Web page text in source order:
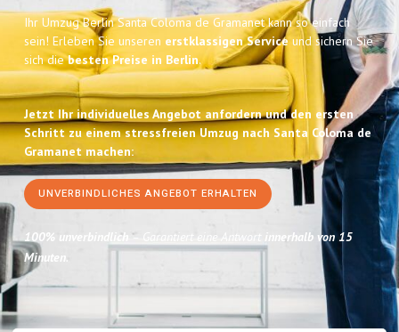
Ihr Umzug Berlin Santa Coloma de Gramanet kann so einfach
sein! Erleben Sie unseren erstklassigen Service und sichern Sie
sich diebesten Preise in Berlin.
Jetzt Ihr individuelles Angebot anfordern und den ersten
Schritt zu einem stressfreien Umzug nach Santa Coloma de
Gramanet machen:
UNVERBINDLICHES ANGEBOT ERHALTEN
100% unverbindlich – Garantiert eine Antwort
innerhalb von 15
Minuten.